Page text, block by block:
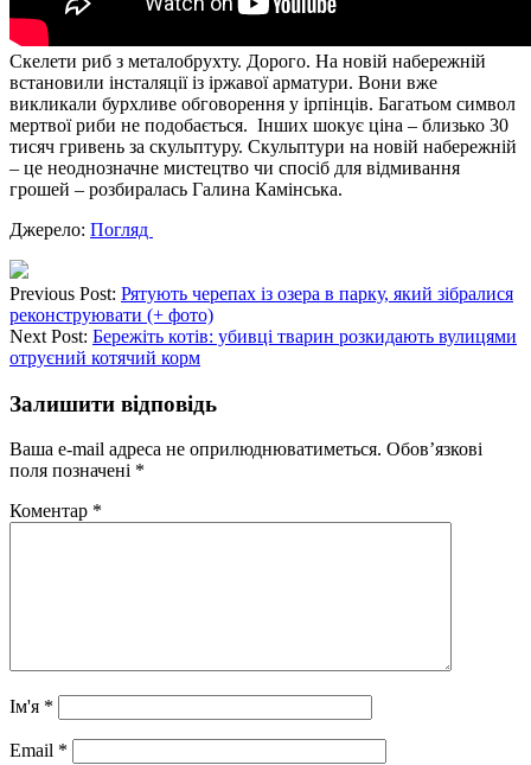
Скелети риб з металобрухту. Дорого. На новій набережній
встановили інсталяції із іржавої арматури. Вони вже
викликали бурхливе обговорення у ірпінців. Багатьом символ
мертвої риби не подобається. Інших шокує ціна – близько 30
тисяч гривень за скульптуру. Скульптури на новій набережній
– це неоднозначне мистецтво чи спосіб для відмивання
грошей – розбиралась Галина Камінська.
Джерело: Погляд
Previous Post: Рятують черепах із озера в парку, який зібралися
реконструювати (+ фото)
Next Post: Бережіть котів: убивці тварин розкидають вулицями
отруєний котячий корм
Залишити відповідь
Ваша e-mail адреса не оприлюднюватиметься. Обов’язкові
поля позначені *
Коментар *
Ім'я *
Email *